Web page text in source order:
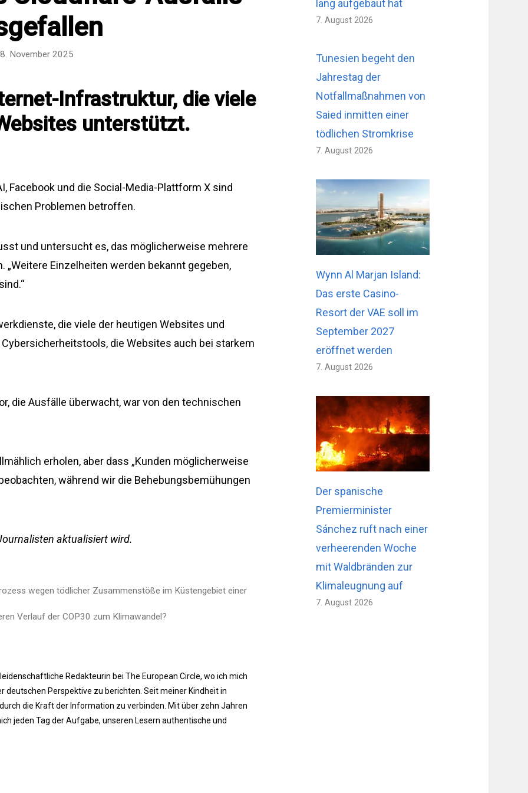
November 2025
Infrastruktur, die viele
unterstützt.
Facebook und die Social-Media-Plattform X sind
Problemen betroffen.
und untersucht es, das möglicherweise mehrere
„Weitere Einzelheiten werden bekannt gegeben,
die viele der heutigen Websites und
die Websites auch bei starkem
die Ausfälle überwacht, war von den technischen
erholen, aber dass „Kunden möglicherweise
während wir die Behebungsbemühungen
aktualisiert wird.
wegen tödlicher Zusammenstöße im Küstengebiet einer
Verlauf der COP30 zum Klimawandel?
Redakteurin bei The European Circle, wo ich mich
deutschen Perspektive zu berichten. Seit meiner Kindheit in
die Kraft der Information zu verbinden. Mit über zehn Jahren
jeden Tag der Aufgabe, unseren Lesern authentische und
lang aufgebaut hat
7. August 2026
Tunesien begeht den
Jahrestag der
Notfallmaßnahmen von
Saied inmitten einer
tödlichen Stromkrise
7. August 2026
Wynn Al Marjan Island:
Das erste Casino-
Resort der VAE soll im
September 2027
eröffnet werden
7. August 2026
Der spanische
Premierminister
Sánchez ruft nach einer
verheerenden Woche
mit Waldbränden zur
Klimaleugnung auf
7. August 2026